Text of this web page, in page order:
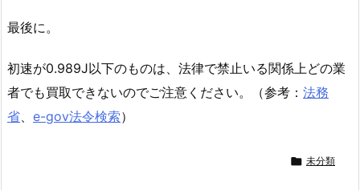
最後に。
初速が0.989J以下のものは、法律で禁止いる関係上どの業
者でも買取できないのでご注意ください。（参考： 法務
省、 e-gov法令検索）
 未分類